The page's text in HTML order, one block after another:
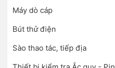
Máy dò cáp
Bút thử điện
Sào thao tác, tiếp địa